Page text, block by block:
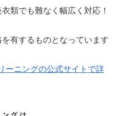
類でも難なく幅広く対応！
有するものとなっています
ーニングの公式サイトで詳